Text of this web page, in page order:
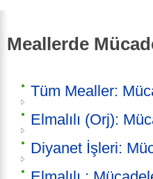
Meallerde
Tüm Mealler:
Elmalılı (Orj):
Diyanet İşleri: